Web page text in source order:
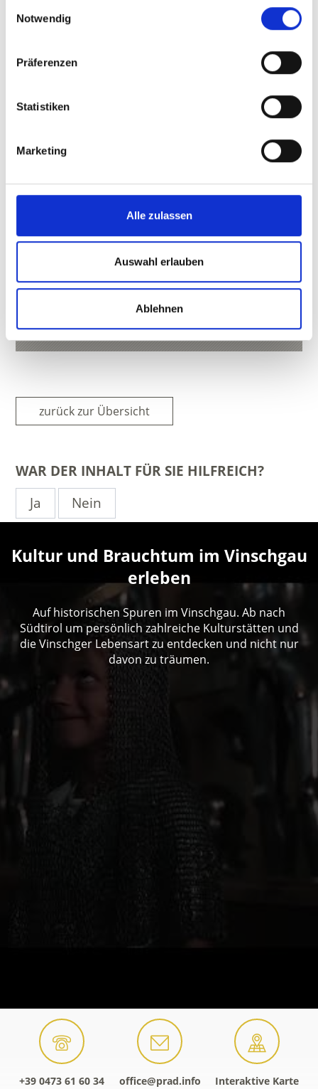
Notwendig
Präferenzen
Statistiken
Marketing
Alle zulassen
Auswahl erlauben
Ablehnen
10 TSCHRIN-MURE
39026
T+39 0473 616034
zurück zur Übersicht
WAR DER INHALT FÜR SIE HILFREICH?
Ja
Nein
Kultur und Brauchtum im Vinschgau
erleben
Auf historischen Spuren im Vinschgau. Ab nach
Südtirol um persönlich zahlreiche Kulturstätten und
die Vinschger Lebensart zu entdecken und nicht nur
davon zu träumen.
+39 0473 61 60 34 office@prad.info Interaktive Karte